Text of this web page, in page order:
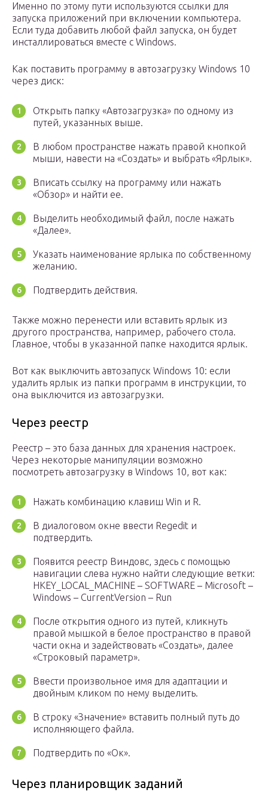
Именно по этому пути используются ссылки для
запуска приложений при включении компьютера.
Если туда добавить любой файл запуска, он будет
инсталлироваться вместе с Windows.
Как поставить программу в автозагрузку Windows 10
через диск:
Открыть папку «Автозагрузка» по одному из
путей, указанных выше.
В любом пространстве нажать правой кнопкой
мыши, навести на «Создать» и выбрать «Ярлык».
Вписать ссылку на программу или нажать
«Обзор» и найти ее.
Выделить необходимый файл, после нажать
«Далее».
Указать наименование ярлыка по собственному
желанию.
Подтвердить действия.
Также можно перенести или вставить ярлык из
другого пространства, например, рабочего стола.
Главное, чтобы в указанной папке находится ярлык.
Вот как выключить автозапуск Windows 10: если
удалить ярлык из папки программ в инструкции, то
она выключится из автозагрузки.
Через реестр
Реестр – это база данных для хранения настроек.
Через некоторые манипуляции возможно
посмотреть автозагрузку в Windows 10, вот как:
Нажать комбинацию клавиш Win и R.
В диалоговом окне ввести Regedit и
подтвердить.
Появится реестр Виндовс, здесь с помощью
навигации слева нужно найти следующие ветки:
HKEY_LOCAL_MACHINE – SOFTWARE – Microsoft –
Windows – CurrentVersion – Run
После открытия одного из путей, кликнуть
правой мышкой в белое пространство в правой
части окна и задействовать «Создать», далее
«Строковый параметр».
Ввести произвольное имя для адаптации и
двойным кликом по нему выделить.
В строку «Значение» вставить полный путь до
исполняющего файла.
Подтвердить по «Ок».
Через планировщик заданий